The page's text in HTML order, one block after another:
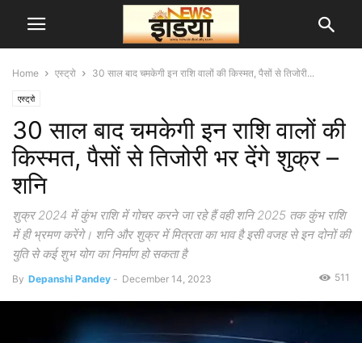
Home एस्ट्रो 30 साल बाद चमकेगी इन राशि वालों की किस्मत, पैसों से तिजोरी...
एस्ट्रो
30 साल बाद चमकेगी इन राशि वालों की
किस्मत, पैसों से तिजोरी भर देंगे शुक्र –
शनि
शुक्र 2024 में कुंभ राशि में गोचर करने जा रहे हैं वही शनि 2025 तक कुंभ राशि
में ही भ्रमण करेंगे। शनि और शुक्र में मित्रता का भाव है इसी वजह से इन दोनों की
युति से कई शुभ योग का निर्माण हो सकता है ‌
By Depanshi Pandey - December 14, 2023 511